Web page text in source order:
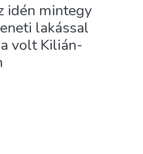
idén mintegy
lakással
volt Kilián-